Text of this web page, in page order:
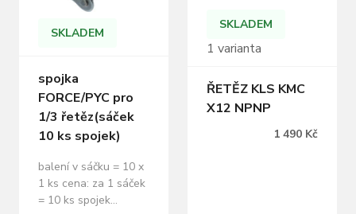
SKLADEM
spojka
FORCE/PYC pro
1/3 řetěz(sáček
10 ks spojek)
balení v sáčku = 10 x
1 ks cena: za 1 sáček
= 10 ks spojek
SKLADEM
1 varianta
ŘETĚZ KLS KMC
X12 NPNP
1 490 Kč